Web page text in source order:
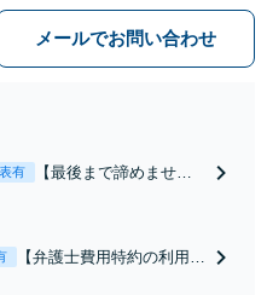
軽にご相談ください。
メールでお問い合わせ
有
【最後まで諦めませ
合意してしまう前にご
【弁護士費用特約の利用＆